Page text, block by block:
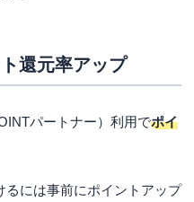
還元率アップ
パートナー）利用でポイ
るには事前にポイントアップ